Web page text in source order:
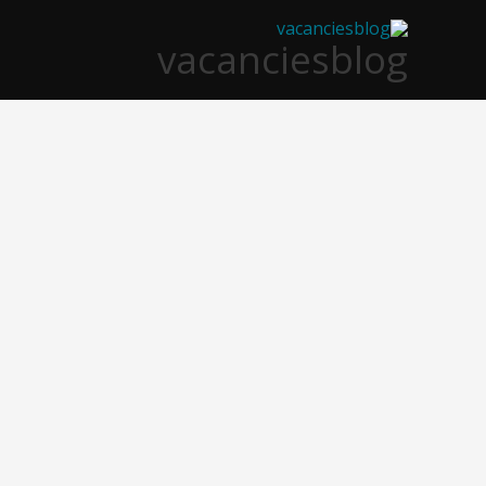
vacanciesblog